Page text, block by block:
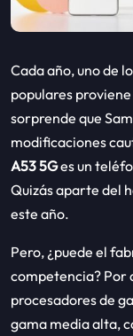
Cada año, uno de
populares
sorprende que
modificaciones
A53 5Ges un
Quizás aparte del
este año.
Pero, ¿puede el
competencia? Por
procesadores de
gama media alta,